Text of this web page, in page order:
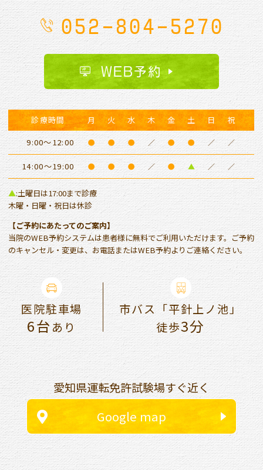
052-804-5270
WEB予約
診療時間 月 火 水 木 金 土 日
祝
9:00～12:00
● ● ● ／ ● ● ／ ／
14:00～19:00 ● ● ● ／ ● ▲ ／ ／
▲:土曜日は17:00まで診療
木曜・日曜・祝日は休診
【ご予約にあたってのご案内】
当院のWEB予約システムは患者様に無料でご利用いただけます。ご予約
のキャンセル・変更は、お電話またはWEB予約よりご連絡ください。
医院駐車場
6台あり
市バス「平針上ノ池」
徒歩3分
愛知県運転免許試験場すぐ近く
Google map